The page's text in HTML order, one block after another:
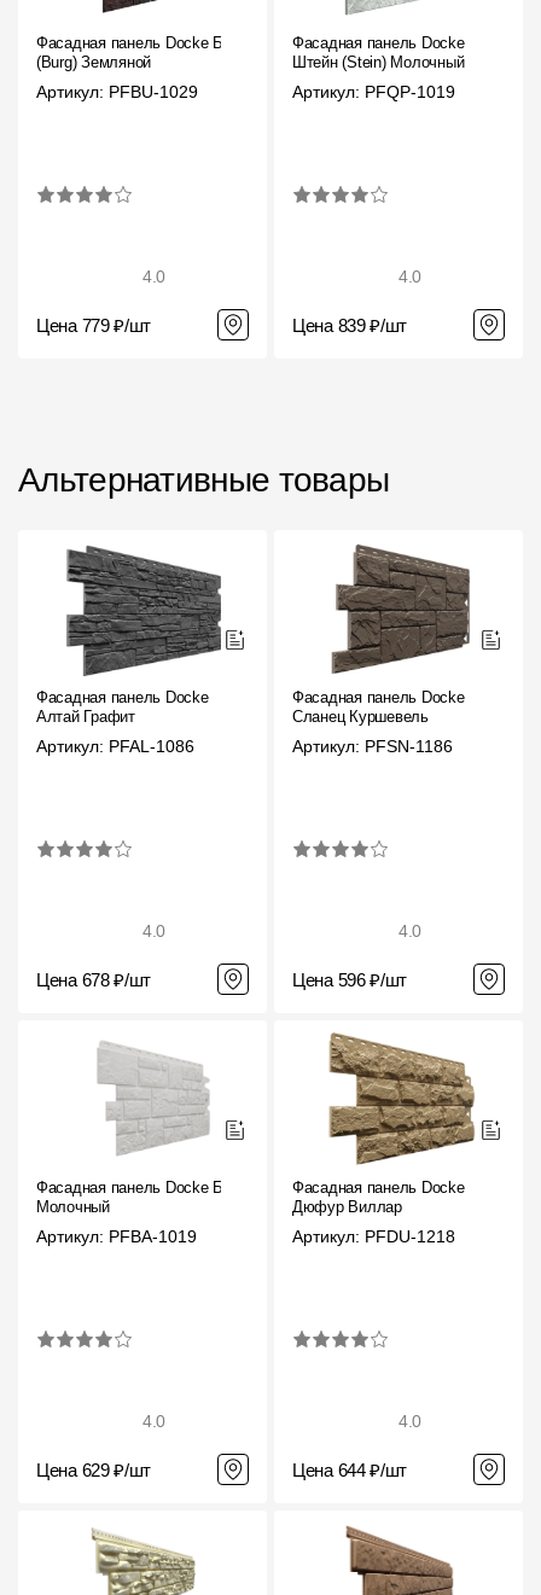
Фасадная панель Docke Бург
(Burg) Земляной
Артикул: PFBU-1029
4.0
Цена 779 ₽/шт
Фасадная панель Docke
Штейн (Stein) Молочный
Артикул: PFQP-1019
4.0
Цена 839 ₽/шт
Альтернативные товары
Фасадная панель Docke
Алтай Графит
Артикул: PFAL-1086
4.0
Цена 678 ₽/шт
Фасадная панель Docke
Сланец Куршевель
Артикул: PFSN-1186
4.0
Цена 596 ₽/шт
Фасадная панель Docke Бург
Молочный
Артикул: PFBA-1019
4.0
Цена 629 ₽/шт
Фасадная панель Docke
Дюфур Виллар
Артикул: PFDU-1218
4.0
Цена 644 ₽/шт